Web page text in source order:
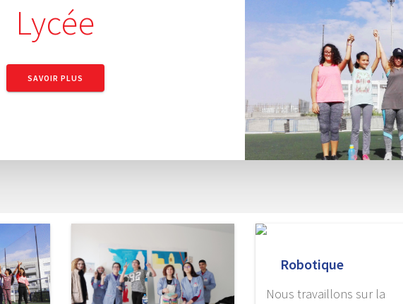
Lycée
SAVOIR PLUS
Robotique
Nous travaillons sur la